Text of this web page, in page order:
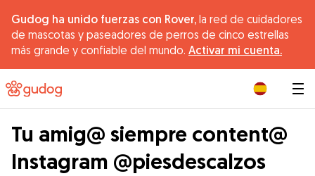
Gudog ha unido fuerzas con Rover, la red de cuidadores
de mascotas y paseadores de perros de cinco estrellas
más grande y confiable del mundo. Activar mi cuenta.
Tu amig@ siempre content@
Instagram @piesdescalzos